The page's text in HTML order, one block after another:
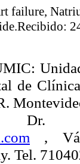
failure,
de
,
Tel.